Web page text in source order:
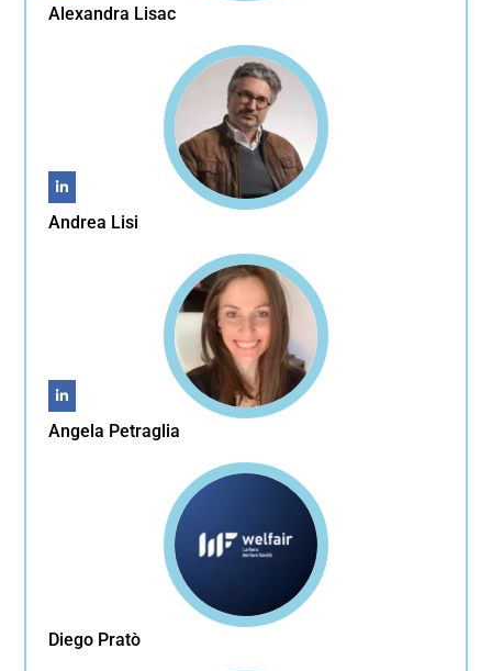
Alexandra Lisac
Andrea Lisi
Angela Petraglia
Diego Pratò